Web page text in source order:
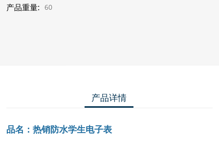
产品重量: 60
产品详情
品名：热销防水学生电子表